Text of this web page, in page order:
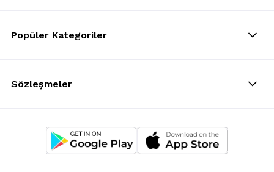
Popüler Kategoriler
Sözleşmeler